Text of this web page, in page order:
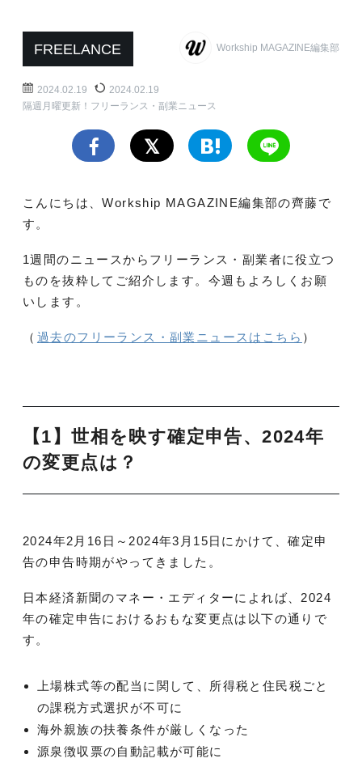
FREELANCE Workship MAGAZINE編集部
2024.02.19
2024.02.19
隔週月曜更新！フリーランス・副業ニュース
こんにちは、Workship MAGAZINE編集部の齊藤で
す。
1週間のニュースからフリーランス・副業者に役立つ
ものを抜粋してご紹介します。今週もよろしくお願
いします。
（ 過去のフリーランス・副業ニュースはこちら ）
【1】世相を映す確定申告、2024年
の変更点は？
2024年2月16日～2024年3月15日にかけて、確定申
告の申告時期がやってきました。
日本経済新聞のマネー・エディターによれば、2024
年の確定申告におけるおもな変更点は以下の通りで
す。
上場株式等の配当に関して、所得税と住民税ごと
の課税方式選択が不可に
海外親族の扶養条件が厳しくなった
源泉徴収票の自動記載が可能に